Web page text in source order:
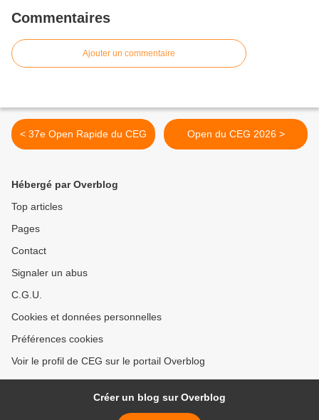
Commentaires
Ajouter un commentaire
< 37e Open Rapide du CEG Open du CEG 2026 >
Hébergé par Overblog
Top articles
Pages
Contact
Signaler un abus
C.G.U.
Cookies et données personnelles
Préférences cookies
Voir le profil de CEG sur le portail Overblog
Créer un blog sur Overblog